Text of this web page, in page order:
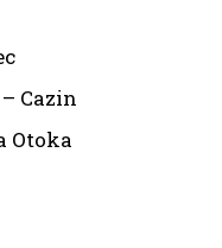
Cazin
Otoka